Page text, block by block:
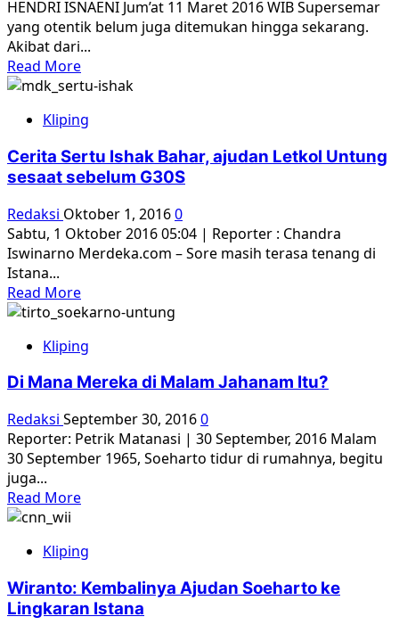
Badan
Pusat
Intelijen
:
Soeharto
Memang
PKI!
HENDRI ISNAENI Jum’at 11 Maret 2016 WIB Supersemar
yang otentik belum juga ditemukan hingga sekarang.
Akibat dari...
Read MoreRead
more
Supersemar,
Rezim
Orde
yang
Palsu
Kliping
Cerita Sertu Ishak Bahar, ajudan Letkol Untung
sesaat sebelum G30S
Redaksi Oktober 1, 20160
Sabtu, 1 Oktober 2016 05:04 | Reporter : Chandra
Iswinarno Merdeka.com – Sore masih terasa tenang di
Istana...
Read MoreRead
more
Cerita
Ishak
Bahar,
ajudan
Letkol
Untung
sebelum
Kliping
Di Mana Mereka di Malam Jahanam Itu?
Redaksi September 30, 20160
Reporter: Petrik Matanasi | 30 September, 2016 Malam
30 September 1965, Soeharto tidur di rumahnya, begitu
juga...
Read MoreRead
Di
Mereka
di
Kliping
Wiranto: Kembalinya Ajudan Soeharto ke
Lingkaran Istana